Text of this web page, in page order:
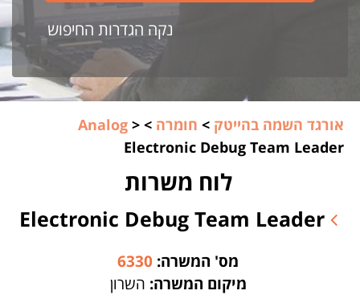
נקה הגדרות החיפוש
אורגד השמה בהייטק > חומרה >
Analog >
Electronic Debug Team Leader
לוח משרות
Electronic Debug Team Leader
מס' המשרה: 6330
מיקום המשרה: השרון